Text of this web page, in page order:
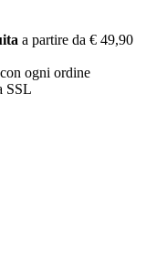
a partire da € 49,90
con ogni ordine
SSL